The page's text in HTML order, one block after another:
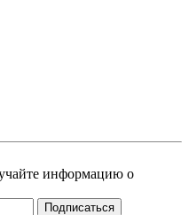
информацию о